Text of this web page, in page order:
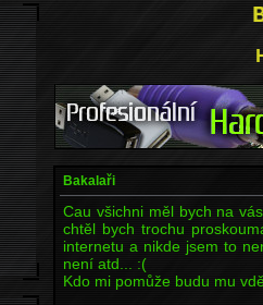
Bakalaři
Cau všichni měl bych na
chtěl bych trochu
internetu a nikde jsem to
není atd... :(
Kdo mi pomůže budu mu